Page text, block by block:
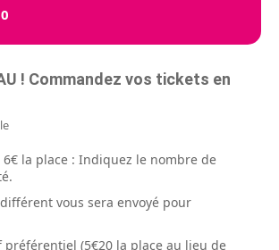
! Commandez vos tickets en
la place : Indiquez le nombre de
vous sera envoyé pour
préférentiel (5€20 la place au lieu de